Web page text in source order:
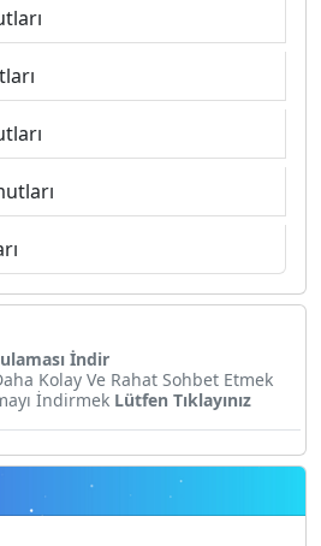
İndir
Kolay Ve Rahat Sohbet Etmek
İndirmek Lütfen Tıklayınız